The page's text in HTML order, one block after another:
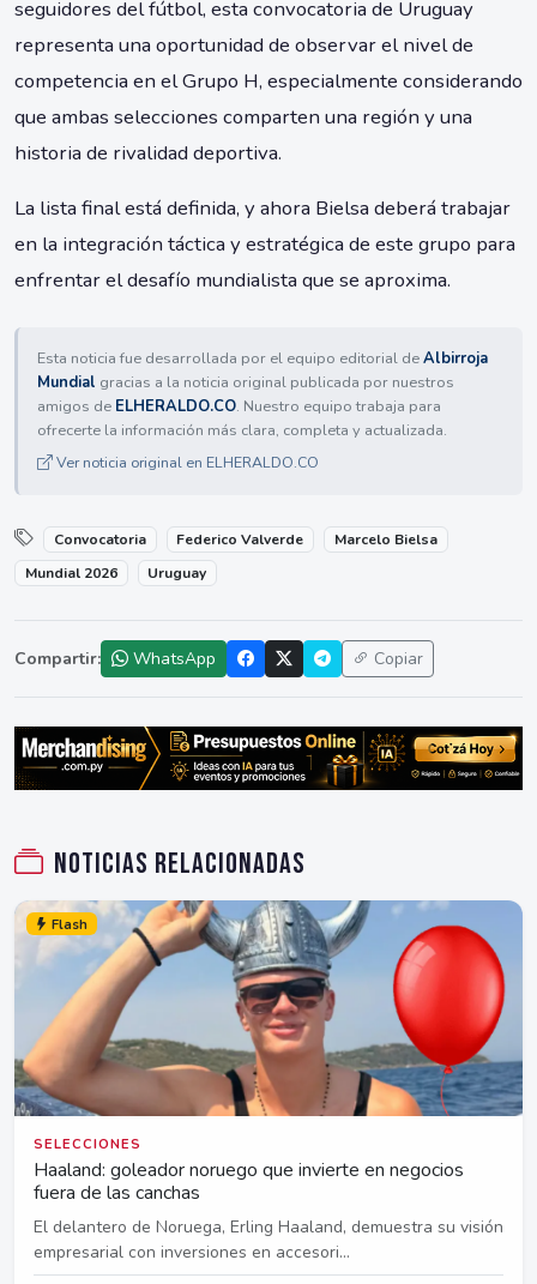
seguidores del fútbol, esta convocatoria de Uruguay
representa una oportunidad de observar el nivel de
competencia en el Grupo H, especialmente considerando
que ambas selecciones comparten una región y una
historia de rivalidad deportiva.
La lista final está definida, y ahora Bielsa deberá trabajar
en la integración táctica y estratégica de este grupo para
enfrentar el desafío mundialista que se aproxima.
Esta noticia fue desarrollada por el equipo editorial deAlbirroja
Mundial gracias a la noticia original publicada por nuestros
amigos de ELHERALDO.CO. Nuestro equipo trabaja para
ofrecerte la información más clara, completa y actualizada.
Ver noticia original en ELHERALDO.CO
Convocatoria Federico Valverde
Marcelo Bielsa
Mundial 2026
Uruguay
Compartir: WhatsApp Copiar
Noticias relacionadas
Flash
SELECCIONES
Haaland: goleador noruego que invierte en negocios
fuera de las canchas
El delantero de Noruega, Erling Haaland, demuestra su visión
empresarial con inversiones en accesori...